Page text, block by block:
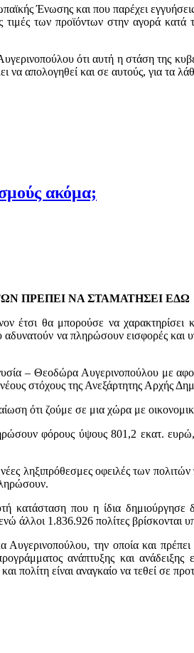
Ένωσης και που παρέχει
των προϊόντων στην αγορά
ότι αυτή η στάση της
να απολογηθεί και σε αυτούς, για τα
ακόμα;
ΠΡΕΠΕΙ ΝΑ ΣΤΑΜΑΤΗΣΕΙ ΕΔΩ
θα μπορούσε να χαρακτηρίσει
να πληρώσουν εισφορές και
– Θεοδώρα Αυγερινοπούλου με
στόχους της Ανεξάρτητης Αρχής
ότι ζούμε σε μια χώρα με
φόρους ύψους 801,2 εκατ.
νέες ληξιπρόθεσμες οφειλές των
που η ίδια δημιούργησε
άλλοι 1.836.926 πολίτες βρίσκονται
Αυγερινοπούλου, την οποία και
ανάπτυξης και
πολίτη είναι αναγκαίο να τεθεί σε